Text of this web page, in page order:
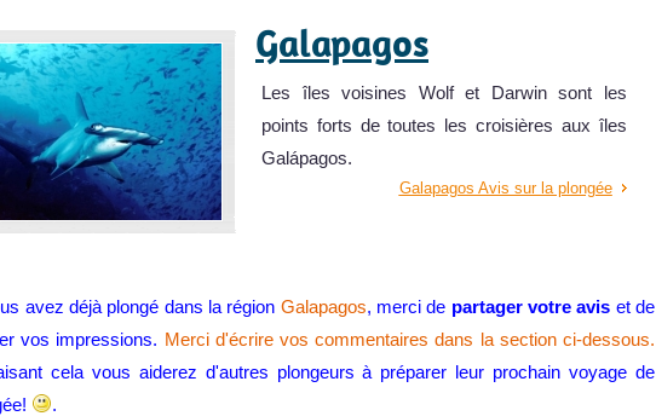
Galapagos
Les îles voisines Wolf et Darwin sont les
points forts de toutes les croisières aux îles
Galápagos.
Galapagos Avis sur la plongée
avez déjà plongé dans la région Galapagos, merci de partager votre avis et de
vos impressions. Merci d'écrire vos commentaires dans la section ci-dessous.
cela vous aiderez d'autres plongeurs à préparer leur prochain voyage de
.